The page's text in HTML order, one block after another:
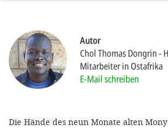
Autor
Chol Thomas Dongrin
Mitarbeiter in Ostafrika
E-Mail schreiben
Die Hände des neun Monate alten